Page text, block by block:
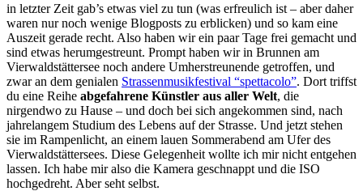
in letzter Zeit gab’s etwas viel zu tun (was erfreulich ist – aber daher
waren nur noch wenige Blogposts zu erblicken) und so kam eine
Auszeit gerade recht. Also haben wir ein paar Tage frei gemacht und
sind etwas herumgestreunt. Prompt haben wir in Brunnen am
Vierwaldstättersee noch andere Umherstreunende getroffen, und
zwar an dem genialen Strassenmusikfestival “spettacolo”. Dort triffst
du eine Reihe abgefahrene Künstler aus aller Welt, die
nirgendwo zu Hause – und doch bei sich angekommen sind, nach
jahrelangem Studium des Lebens auf der Strasse. Und jetzt stehen
sie im Rampenlicht, an einem lauen Sommerabend am Ufer des
Vierwaldstättersees. Diese Gelegenheit wollte ich mir nicht entgehen
lassen. Ich habe mir also die Kamera geschnappt und die ISO
hochgedreht. Aber seht selbst.